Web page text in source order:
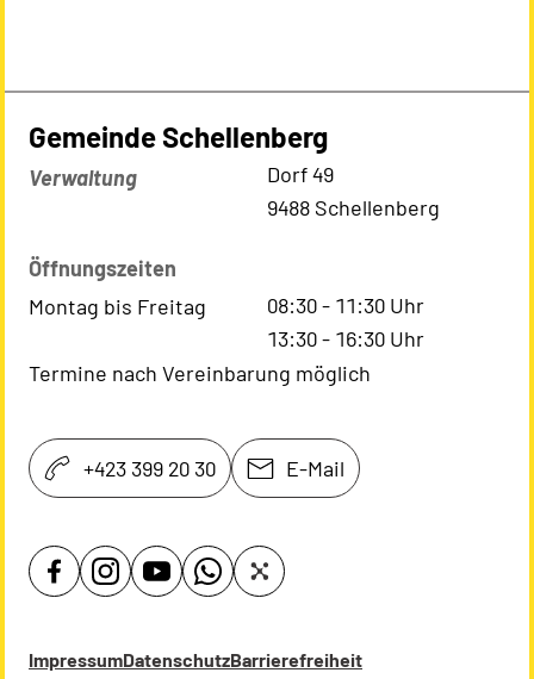
Gemeinde Schellenberg
Verwaltung
Dorf 49
9488 Schellenberg
Öffnungszeiten
Montag bis Freitag
08:30- 11:30 Uhr
13:30- 16:30 Uhr
Termine nach Vereinbarung möglich
+423 399 20 30 E-Mail
ImpressumDatenschutzBarrierefreiheit